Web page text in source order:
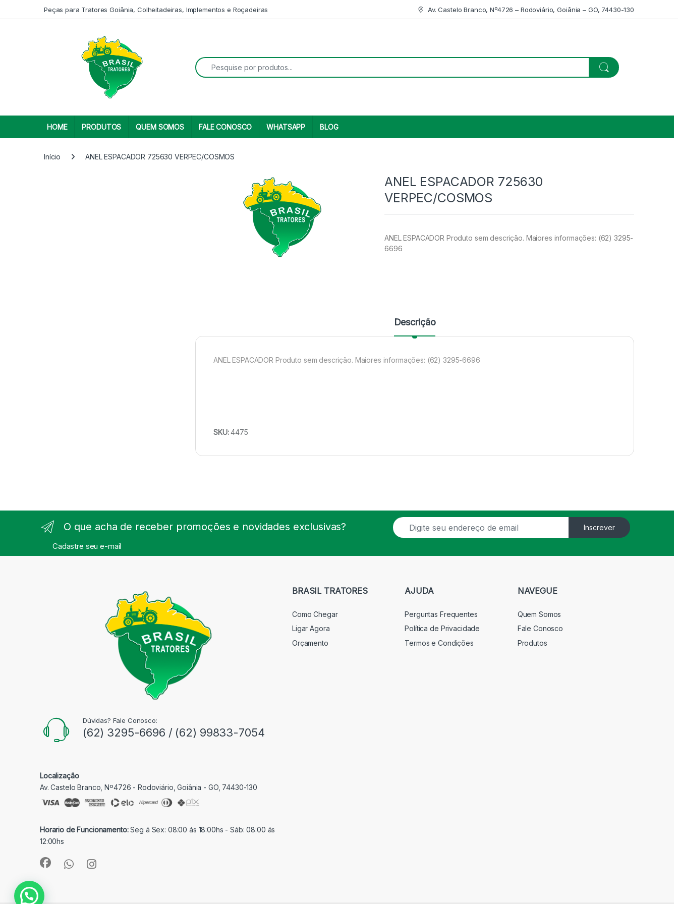
Peças para Tratores Goiânia, Colheitadeiras, Implementos e Roçadeiras Av. Castelo Branco, Nº4726 – Rodoviário, Goiânia – GO, 74430-130
Search for:
HOME PRODUTOS QUEM SOMOS FALE CONOSCO WHATSAPP BLOG
Início ANEL ESPACADOR 725630 VERPEC/COSMOS
ANEL ESPACADOR 725630
VERPEC/COSMOS
ANEL ESPACADOR Produto sem descrição. Maiores informações: (62) 3295-
6696
Descrição
ANEL ESPACADOR Produto sem descrição. Maiores informações: (62) 3295-6696
SKU:4475
O que acha de receber promoções e novidades exclusivas?
Cadastre seu e-mail
E
m
Inscrever
Dúvidas? Fale Conosco:
(62) 3295-6696 / (62) 99833-7054
Localização
Av. Castelo Branco, Nº4726 - Rodoviário, Goiânia - GO, 74430-130
Horario de Funcionamento:Seg á Sex: 08:00 ás 18:00hs - Sáb: 08:00 ás
12:00hs
BRASIL TRATORES
Como Chegar
Ligar Agora
Orçamento
AJUDA
Perguntas Frequentes
Política de Privacidade
Termos e Condições
NAVEGUE
Quem Somos
Fale Conosco
Produtos